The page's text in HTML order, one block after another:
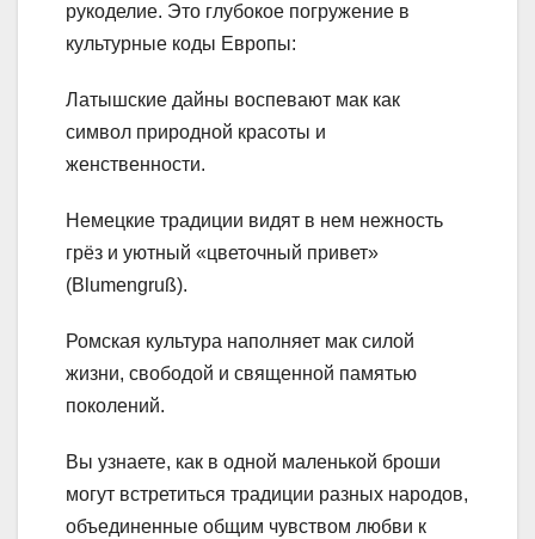
рукоделие. Это глубокое погружение в
культурные коды Европы:
Латышские дайны воспевают мак как
символ природной красоты и
женственности.
Немецкие традиции видят в нем нежность
грёз и уютный «цветочный привет»
(Blumengruß).
Ромская культура наполняет мак силой
жизни, свободой и священной памятью
поколений.
Вы узнаете, как в одной маленькой броши
могут встретиться традиции разных народов,
объединенные общим чувством любви к